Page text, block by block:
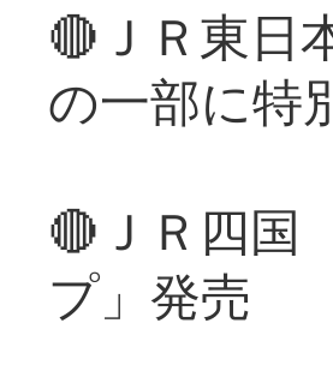
🔴ＪＲ東日
の一部に特
🔴ＪＲ四国
プ」発売